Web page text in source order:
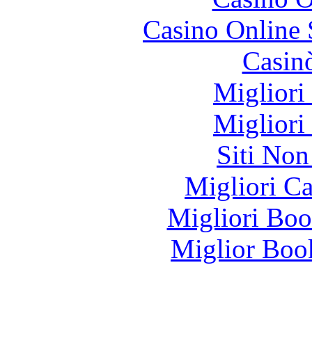
Casino
Migliori
Migliori
Siti
Migliori
Migliori
Miglior